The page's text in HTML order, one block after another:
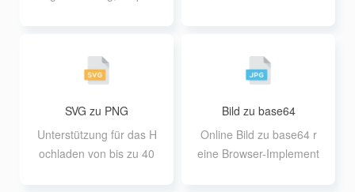
SVG zu PNG
Unterstützung für das H
ochladen von bis zu 40
Bild zu base64
Online Bild zu base64 r
eine Browser-Implement